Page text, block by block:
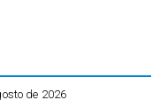
de 2026